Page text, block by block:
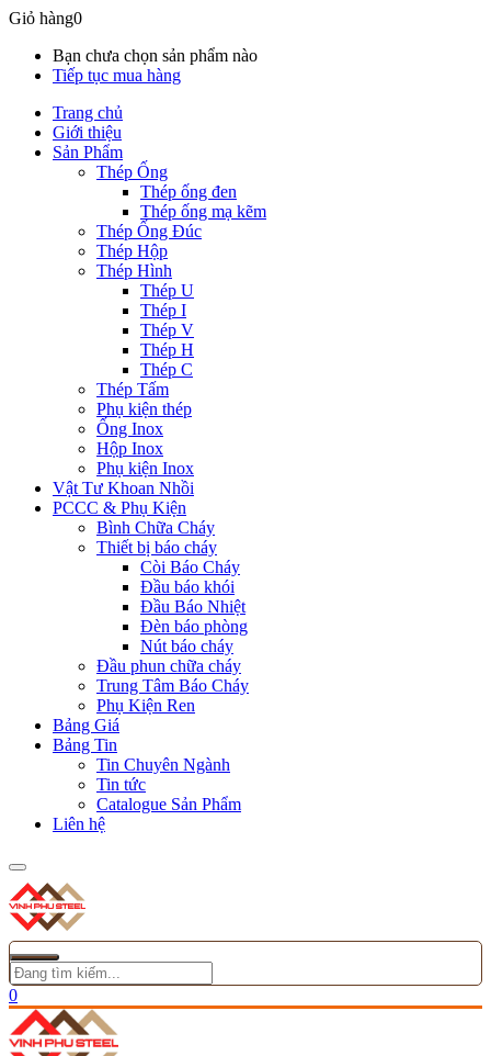
Giỏ hàng0
Bạn chưa chọn sản phẩm nào
Tiếp tục mua hàng
Trang chủ
Giới thiệu
Sản Phẩm
Thép Ống
Thép ống đen
Thép ống mạ kẽm
Thép Ống Đúc
Thép Hộp
Thép Hình
Thép U
Thép I
Thép V
Thép H
Thép C
Thép Tấm
Phụ kiện thép
Ống Inox
Hộp Inox
Phụ kiện Inox
Vật Tư Khoan Nhồi
PCCC & Phụ Kiện
Bình Chữa Cháy
Thiết bị báo cháy
Còi Báo Cháy
Đầu báo khói
Đầu Báo Nhiệt
Đèn báo phòng
Nút báo cháy
Đầu phun chữa cháy
Trung Tâm Báo Cháy
Phụ Kiện Ren
Bảng Giá
Bảng Tin
Tin Chuyên Ngành
Tin tức
Catalogue Sản Phẩm
Liên hệ
0